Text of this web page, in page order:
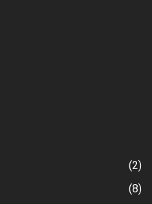
(2)
(8)